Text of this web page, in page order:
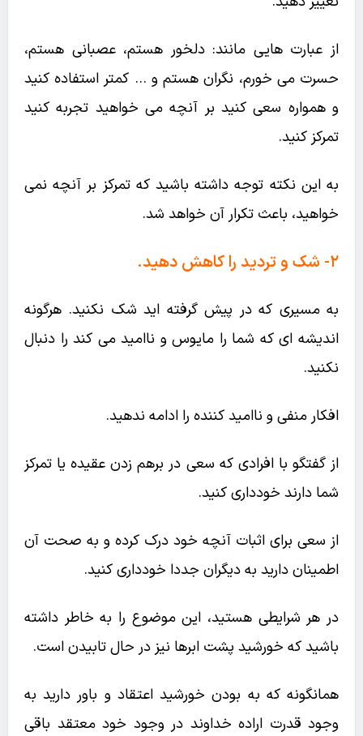
از عبارت هایی مانند: دلخور هستم، عصبانی هستم،
حسرت می خورم، نگران هستم و … کمتر استفاده کنید
و همواره سعی کنید بر آنچه می خواهید تجربه کنید
تمرکز کنید.
به این نکته توجه داشته باشید که تمرکز بر آنچه نمی
خواهید، باعث تکرار آن خواهد شد.
۲- شک و تردید را کاهش دهید.
به مسیری که در پیش گرفته اید شک نکنید. هرگونه
اندیشه ای که شما را مایوس و ناامید می کند را دنبال
نکنید.
افکار منفی و ناامید کننده را ادامه ندهید.
از گفتگو با افرادی که سعی در برهم زدن عقیده یا تمرکز
شما دارند خودداری کنید.
از سعی برای اثبات آنچه خود درک کرده و به صحت آن
اطمینان دارید به دیگران جددا خودداری کنید.
در هر شرایطی هستید، این موضوع را به خاطر داشته
باشید که خورشید پشت ابرها نیز در حال تابیدن است.
همانگونه که به بودن خورشید اعتقاد و باور دارید به
وجود قدرت اراده خداوند در وجود خود معتقد باقی